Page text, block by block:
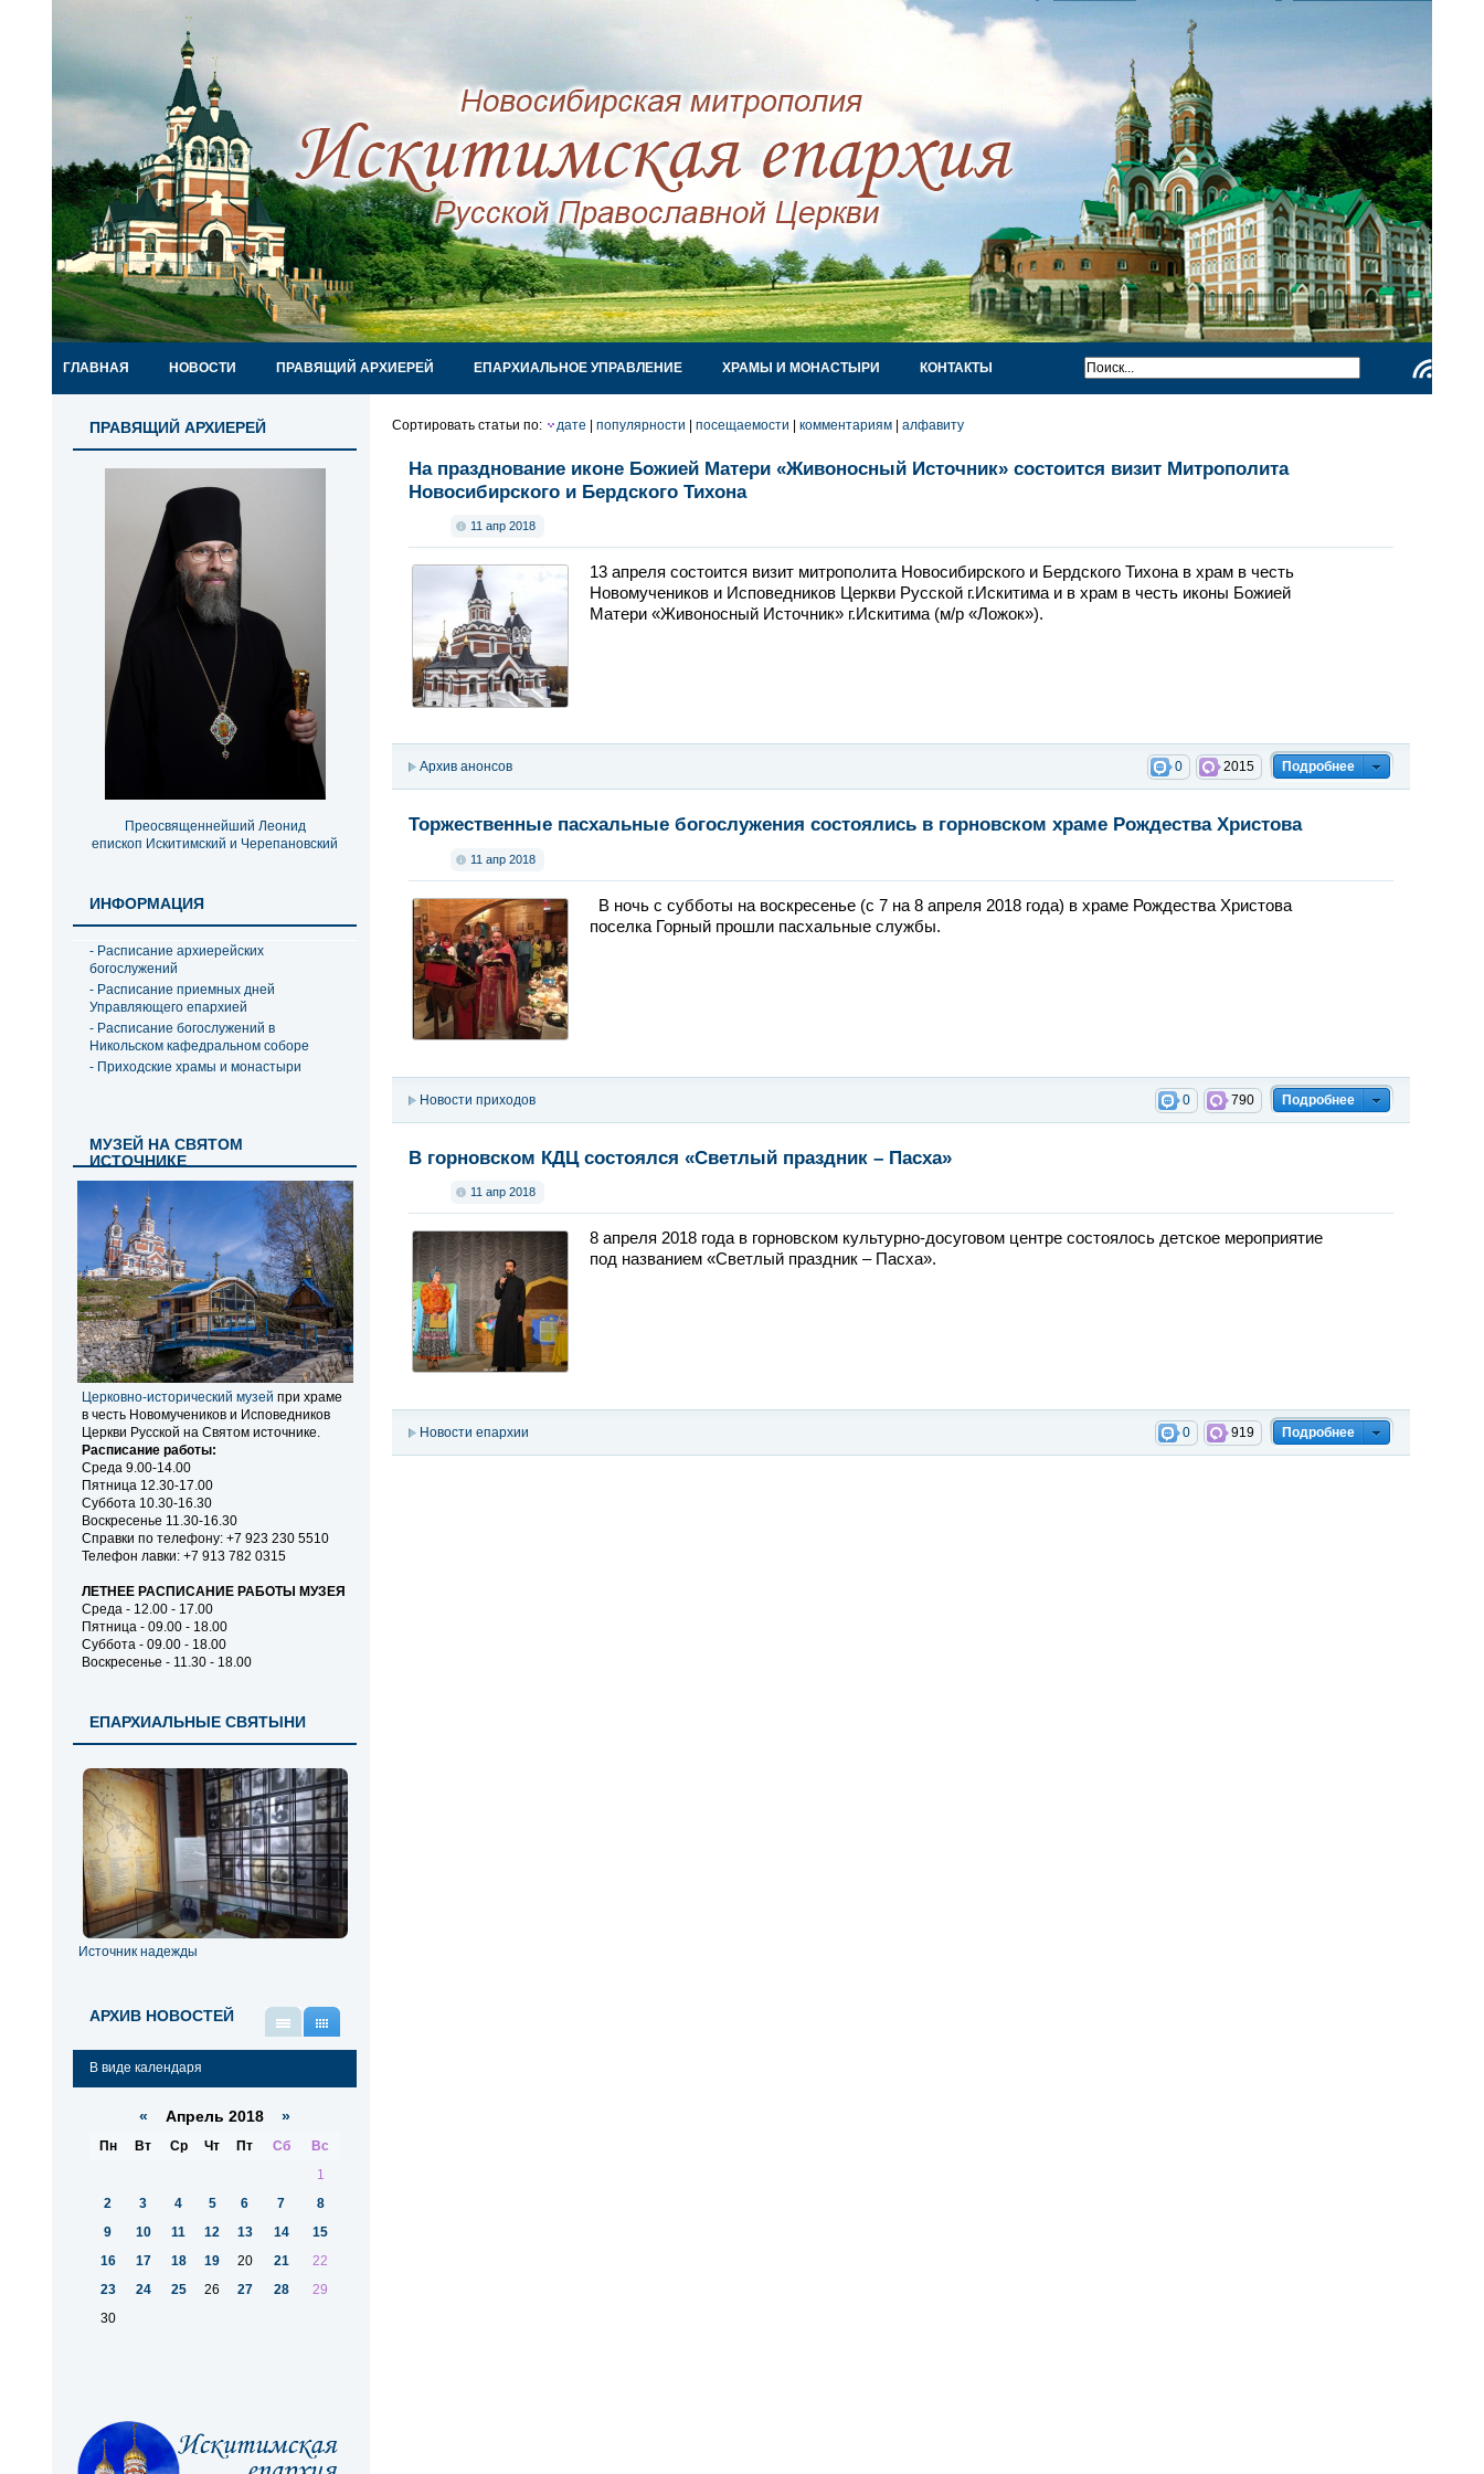
ГЛАВНАЯ НОВОСТИ ПРАВЯЩИЙ АРХИЕРЕЙ ЕПАРХИАЛЬНОЕ УПРАВЛЕНИЕ ХРАМЫ И МОНАСТЫРИ
КОНТАКТЫ
ПРАВЯЩИЙ АРХИЕРЕЙ
Преосвященнейший Леонид
епископ Искитимский и Черепановский
ИНФОРМАЦИЯ
- Расписание архиерейских
богослужений
- Расписание приемных дней
Управляющего епархией
- Расписание богослужений в
Никольском кафедральном соборе
- Приходские храмы и монастыри
МУЗЕЙ НА СВЯТОМ
ИСТОЧНИКЕ
Церковно-исторический музей при храме
в честь Новомучеников и Исповедников
Церкви Русской на Святом источнике.
Расписание работы:
Среда 9.00-14.00
Пятница 12.30-17.00
Суббота 10.30-16.30
Воскресенье 11.30-16.30
Справки по телефону: +7 923 230 5510
Телефон лавки: +7 913 782 0315
ЛЕТНЕЕ РАСПИСАНИЕ РАБОТЫ МУЗЕЯ
Среда - 12.00 - 17.00
Пятница - 09.00 - 18.00
Суббота - 09.00 - 18.00
Воскресенье - 11.30 - 18.00
ЕПАРХИАЛЬНЫЕ СВЯТЫНИ
Источник надежды
АРХИВ НОВОСТЕЙ
В виде календаря
« Апрель 2018 »
Пн Вт Ср Чт Пт Сб
Вс
1
2
3 4 5 6 7
8
9
10 11 12 13 14
15
16
17 18 19 20 21
22
23
24 25 26 27 28
29
30
Сортировать статьи по: дате популярности посещаемости комментариям алфавиту
На празднование иконе Божией Матери «Живоносный Источник» состоится визит Митрополита
Новосибирского и Бердского Тихона
11 апр 2018
13 апреля состоится визит митрополита Новосибирского и Бердского Тихона в храм в честь
Новомучеников и Исповедников Церкви Русской г.Искитима и в храм в честь иконы Божией
Матери «Живоносный Источник» г.Искитима (м/р «Ложок»).
Подробнее
2015
0
Архив анонсов
Торжественные пасхальные богослужения состоялись в горновском храме Рождества Христова
11 апр 2018
В ночь с субботы на воскресенье (с 7 на 8 апреля 2018 года) в храме Рождества Христова
поселка Горный прошли пасхальные службы.
Подробнее
790
0
Новости приходов
В горновском КДЦ состоялся «Светлый праздник – Пасха»
11 апр 2018
8 апреля 2018 года в горновском культурно-досуговом центре состоялось детское мероприятие
под названием «Светлый праздник – Пасха».
Подробнее
919
0
Новости епархии